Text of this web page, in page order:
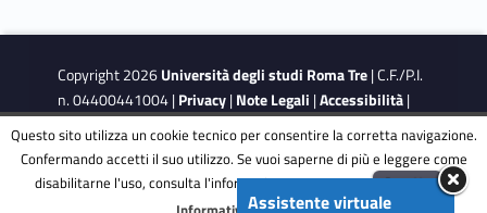
z
o
d
Copyright 2026Università degli studi Roma Tre| C.F./P.I.
n. 04400441004 |Privacy|Note Legali |Accessibilità|
Obiettivi di accessibilità
| Dichiarazione di accessibilità
Assistente virtuale
This site is protected by reCAPTCHA and the GooglePrivacy
Questo sito utilizza un cookie tecnico per consentire la corretta navigazione.
Confermando accetti il suo utilizzo. Se vuoi saperne di più e leggere come
disabilitarne l'uso, consulta l'informativa estesa.ENG
Accetta